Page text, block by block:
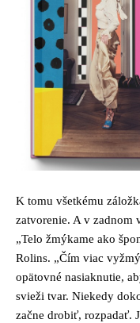
K tomu všetkému
zatvorenie. A v zadnom
„Telo žmýkame ako
Rolins. „Čím viac
opätovné nasiaknutie,
svieži tvar. Niekedy
začne drobiť, rozpadať.